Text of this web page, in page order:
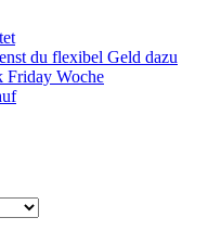
du flexibel Geld dazu
Friday Woche